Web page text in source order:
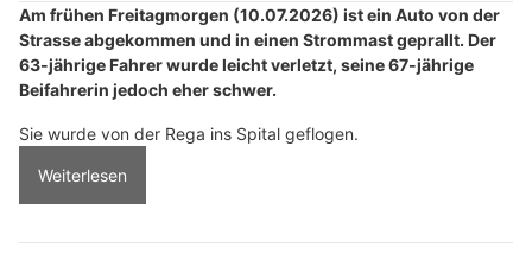
Am frühen Freitagmorgen (10.07.2026) ist ein Auto von der
Strasse abgekommen und in einen Strommast geprallt. Der
63-jährige Fahrer wurde leicht verletzt, seine 67-jährige
Beifahrerin jedoch eher schwer.
Sie wurde von der Rega ins Spital geflogen.
Weiterlesen